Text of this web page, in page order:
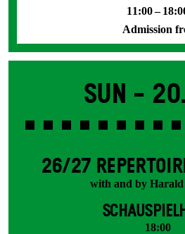
11:00 –
Admission
Sun -
26/27
with and by Harald
18:00